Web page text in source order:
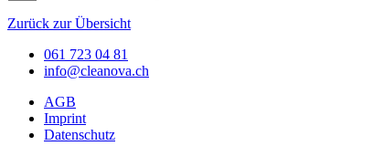
Zurück zur Übersicht
061 723 04 81
info@cleanova.ch
AGB
Imprint
Datenschutz